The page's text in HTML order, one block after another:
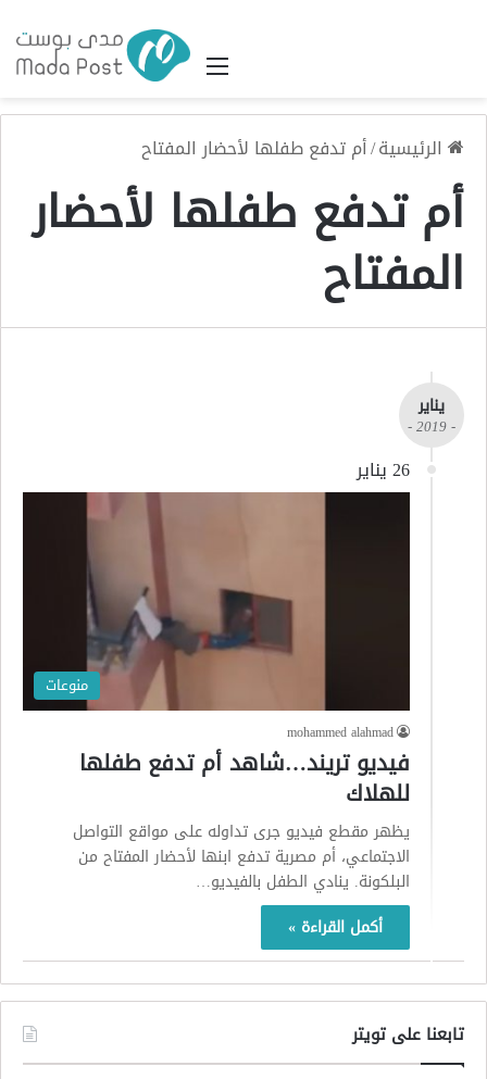
القائمة
الرئيسية/أم تدفع طفلها لأحضار المفتاح
أم تدفع طفلها لأحضار
المفتاح
يناير
- 2019 -
26 يناير
منوعات
mohammed alahmad
فيديو تريند…شاهد أم تدفع طفلها
للهلاك
يظهر مقطع فيديو جرى تداوله على مواقع التواصل
الاجتماعي، أم مصرية تدفع ابنها لأحضار المفتاح من
البلكونة. ينادي الطفل بالفيديو…
أكمل القراءة »
تابعنا على تويتر